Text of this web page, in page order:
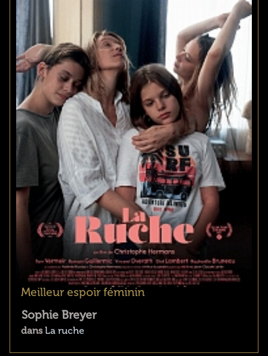
Meilleur espoir féminin
Sophie Breyer
dansLa ruche